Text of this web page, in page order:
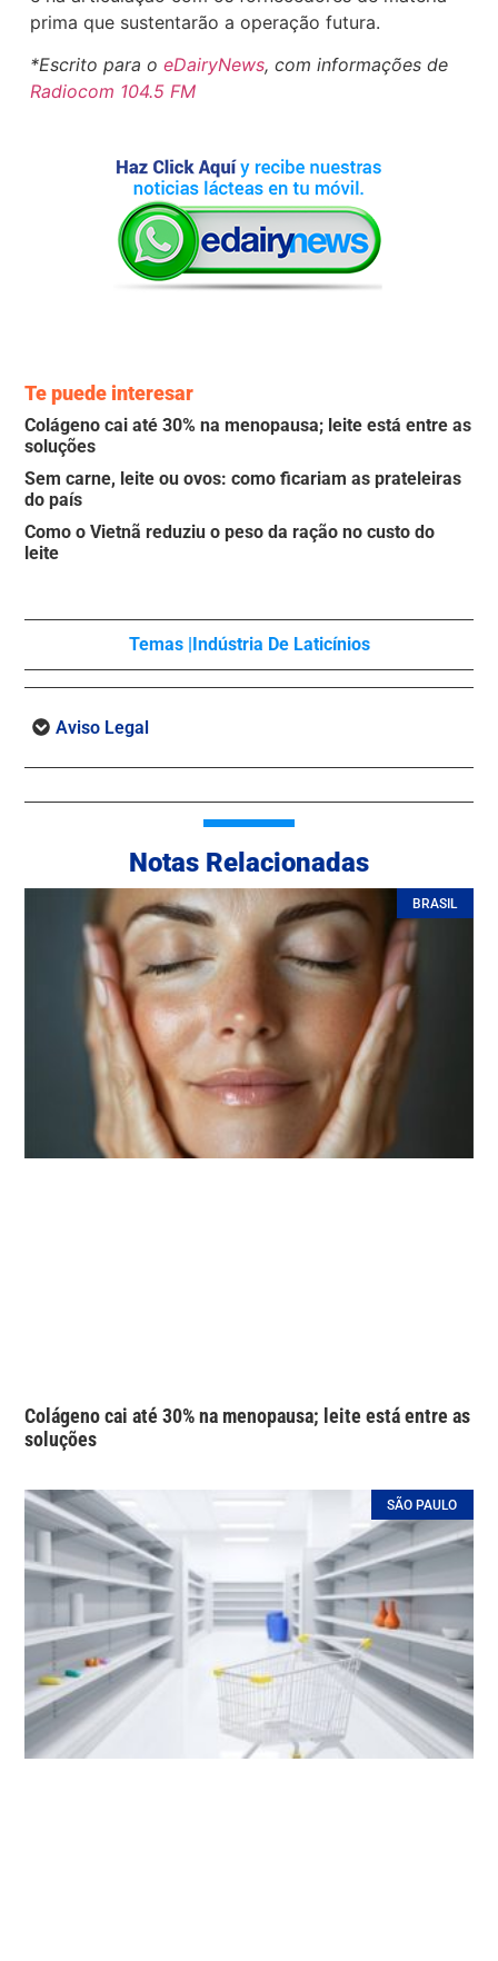
prima que sustentarão a operação futura.
*Escrito para oeDairyNews, com informações de
Radiocom 104.5 FM
Te puede interesar
Colágeno cai até 30% na menopausa; leite está entre as
soluções
Sem carne, leite ou ovos: como ficariam as prateleiras
do país
Como o Vietnã reduziu o peso da ração no custo do
leite
Temas | Indústria De Laticínios
Aviso Legal
Notas Relacionadas
BRASIL
Colágeno cai até 30% na menopausa; leite está entre as
soluções
SÃO PAULO